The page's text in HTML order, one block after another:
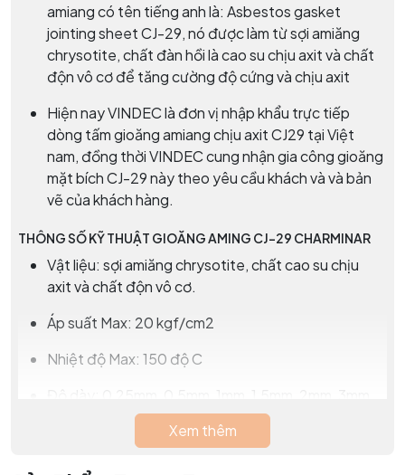
amiang có tên tiếng anh là: Asbestos gasket
jointing sheet CJ-29, nó được làm từ sợi amiăng
chrysotite, chất đàn hồi là cao su chịu axit và chất
độn vô cơ để tăng cường độ cứng và chịu axit
Hiện nay VINDEC là đơn vị nhập khẩu trực tiếp
dòng tấm gioăng amiang chịu axit CJ29 tại Việt
nam, đồng thời VINDEC cung nhận gia công gioăng
mặt bích CJ-29 này theo yêu cầu khách và và bản
vẽ của khách hàng.
THÔNG SỐ KỸ THUẬT GIOĂNG AMING CJ-29 CHARMINAR
Vật liệu: sợi amiăng chrysotite, chất cao su chịu
axit và chất độn vô cơ.
Áp suất Max: 20 kgf/cm2
Nhiệt độ Max: 150 độ C
Độ dày: 0,25mm, 0,5mm, 1mm, 1,5mm, 2mm, 3mm,
4mm, 5mm, 6mm
Bản rộng: 1270, 1500, 3000mm
Xem thêm